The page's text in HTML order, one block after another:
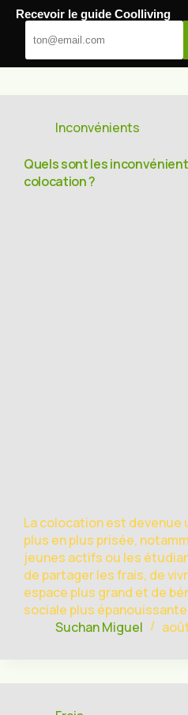
Passer
contenu
Cool Living
Inconvénients
Quels sont les
colocation ?
La colocation est devenue
plus en plus prisée,
jeunes actifs ou les
de partager les frais, de
espace plus grand et de
sociale plus
Suchan Miguel
Recevoir le guide Coolliving